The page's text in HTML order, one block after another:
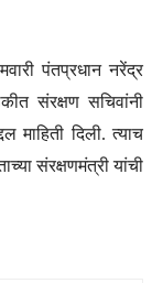
पंतप्रधान नरेंद्र
संरक्षण सचिवांनी
माहिती दिली. त्याच
संरक्षणमंत्री यांची